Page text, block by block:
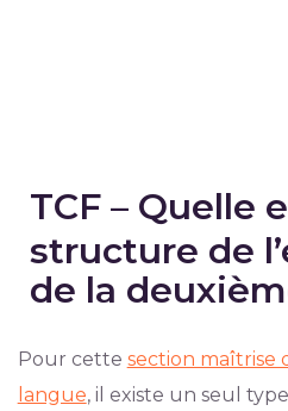
TCF – Quelle
structure de
de la
Pour cette section maîtrise
langue, il existe un seul